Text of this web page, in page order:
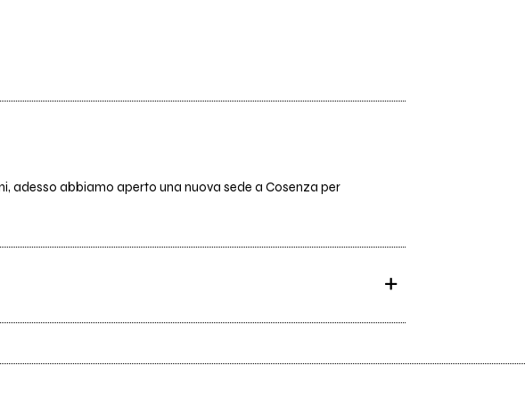
adesso abbiamo aperto una nuova sede a Cosenza per